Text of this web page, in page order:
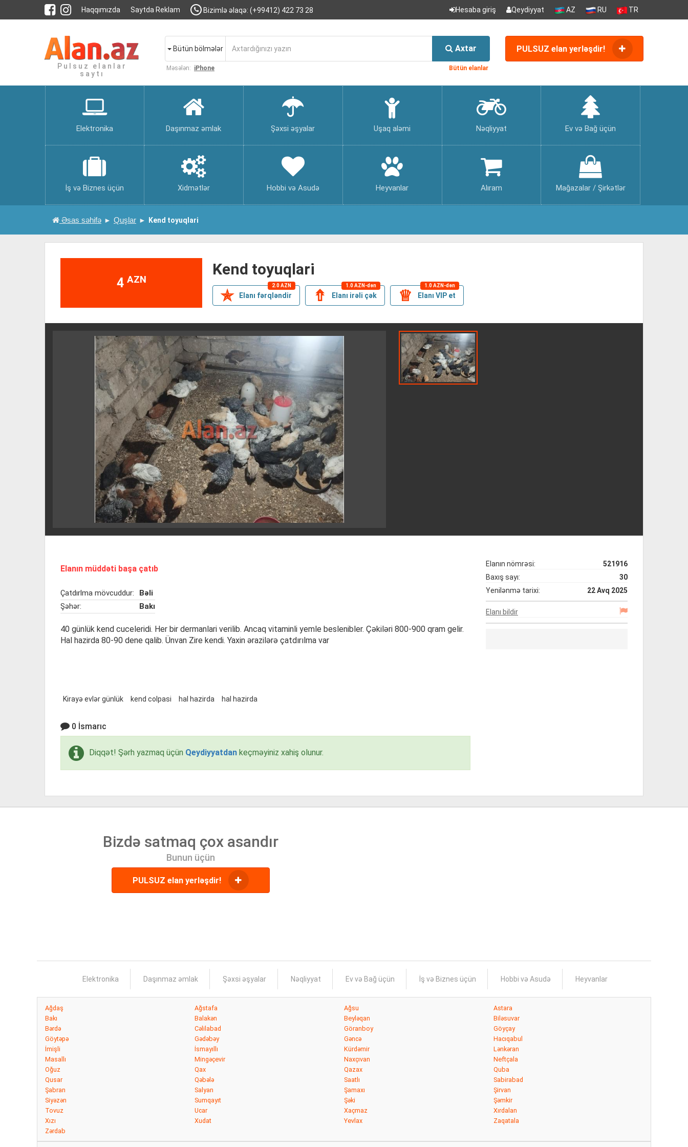
Haqqımızda Saytda Reklam Bizimlə əlaqə: (+99412) 422 73 28 Hesaba giriş Qeydiyyat AZ RU TR
Pulsuz elanlar
saytı
Bütün bölmələr Axtar
Məsələn: iPhone Bütün elanlar
PULSUZ elan yerləşdir!
Elektronika Daşınmaz əmlak Şəxsi əşyalar Uşaq aləmi Nəqliyyat Ev və Bağ üçün
İş və Biznes üçün Xidmətlər Hobbi və Asudə Heyvanlar Alıram Mağazalar / Şirkətlər
Əsas səhifə Quşlar Kend toyuqlari
4 AZN
kend toyuqlari
✯
Elanı fərqləndir
2.0 AZN
⇮ Elanı irəli çək
1.0 AZN-dən
♕ Elanı VIP et
1.0 AZN-dən
Elanın müddəti başa çatıb
Çatdırlma mövcuddur:
Bəli
Şəhər:
Bakı
40 günlük kend cuceleridi. Her bir dermanlari verilib. Ancaq vitaminli yemle beslenibler. Çəkiləri 800-900 qram gelir.
Hal hazirda 80-90 dene qalib. Ünvan Zire kendi. Yaxin ərazilərə çatdırılma var
Kirayə evlər günlük kend colpasi hal hazirda hal hazirda
Elanın nömrəsi:
521916
Baxış sayı:
30
Yenilənmə tarixi:
22 Avq 2025
Elanı bildir
0 İsmarıc
Diqqət! Şərh yazmaq üçün Qeydiyyatdan keçməyiniz xahiş olunur.
Bizdə satmaq çox asandır
Bunun üçün
PULSUZ elan yerləşdir!
Elektronika Daşınmaz əmlak Şəxsi əşyalar Nəqliyyat Ev və Bağ üçün İş və Biznes üçün Hobbi və Asudə Heyvanlar
Ağdaş Ağstafa Ağsu
Astara
Bakı
Balakən Beyləqan
Biləsuvar
Bərdə
Cəlilabad Göranboy
Göyçay
Göytəpə
Gədəbəy Gəncə
Hacıqabul
İmişli
İsmayıllı Kürdəmir
Lənkəran
Masallı
Mingəçevir Naxçıvan
Neftçala
Oğuz
Qax Qazax
Quba
Qusar
Qəbələ Saatlı
Sabirabad
Şabran
Salyan Şamaxı
Şirvan
Siyəzən
Sumqayıt Şəki
Şəmkir
Tovuz
Ucar Xaçmaz
Xırdalan
Xızı
Xudat Yevlax
Zaqatala
Zərdab